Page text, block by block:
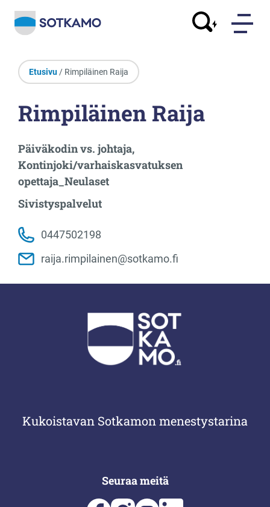
Etusivu / Rimpiläinen Raija
Rimpiläinen Raija
Päiväkodin vs. johtaja,
Kontinjoki/varhaiskasvatuksen
opettaja_Neulaset
Sivistyspalvelut
0447502198
raija.rimpilainen@sotkamo.fi
Kukoistavan Sotkamon menestystarina
Seuraa meitä